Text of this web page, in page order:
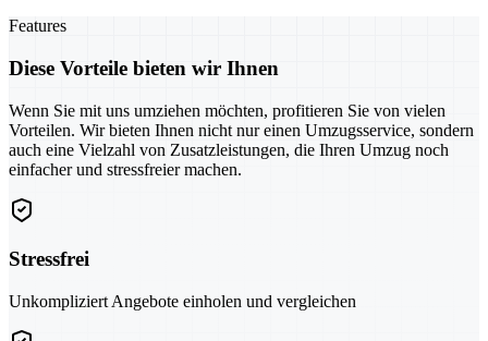
Features
Diese Vorteile bieten wir Ihnen
Wenn Sie mit uns umziehen möchten, profitieren Sie von vielen
Vorteilen. Wir bieten Ihnen nicht nur einen Umzugsservice, sondern
auch eine Vielzahl von Zusatzleistungen, die Ihren Umzug noch
einfacher und stressfreier machen.
Stressfrei
Unkompliziert Angebote einholen und vergleichen